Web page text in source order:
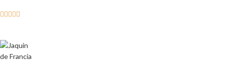
    